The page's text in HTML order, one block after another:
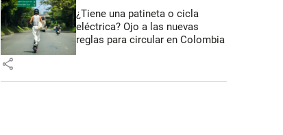
¿Tiene una patineta o cicla
eléctrica? Ojo a las nuevas
reglas para circular en Colombia
share